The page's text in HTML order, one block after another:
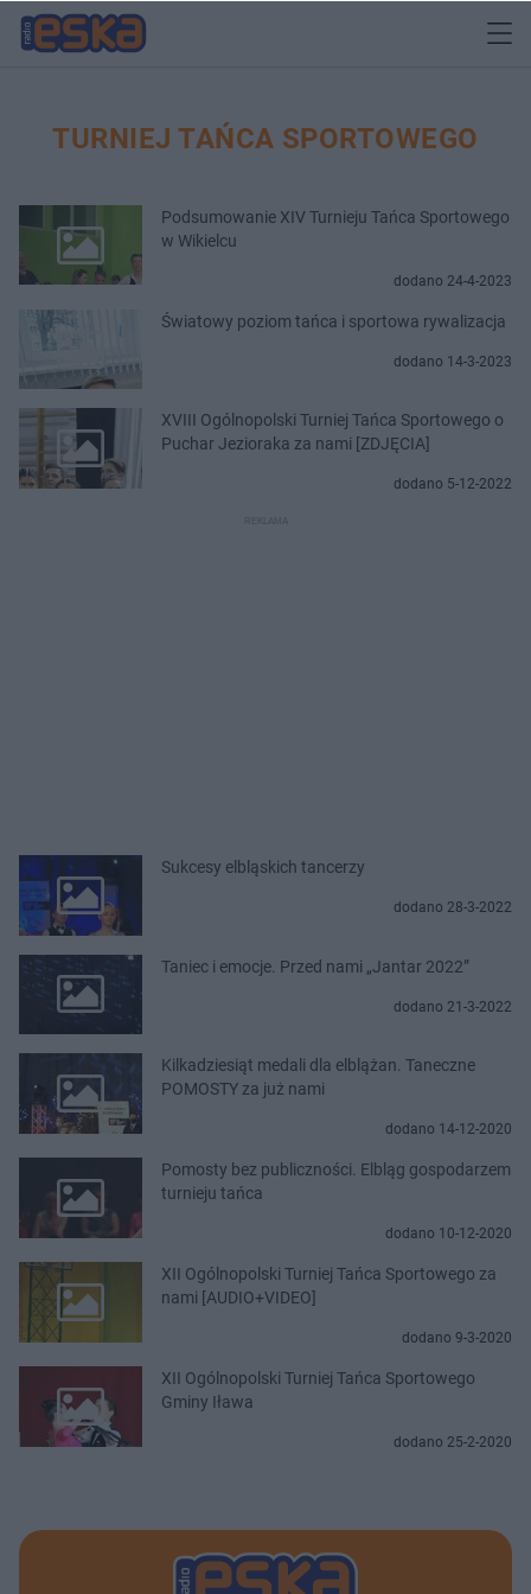
TURNIEJ TAŃCA SPORTOWEGO
Podsumowanie XIV Turnieju Tańca Sportowego
w Wikielcu
dodano 24-4-2023
Światowy poziom tańca i sportowa rywalizacja
dodano 14-3-2023
XVIII Ogólnopolski Turniej Tańca Sportowego o
Puchar Jezioraka za nami [ZDJĘCIA]
dodano 5-12-2022
Sukcesy elbląskich tancerzy
dodano 28-3-2022
Taniec i emocje. Przed nami „Jantar 2022”
dodano 21-3-2022
Kilkadziesiąt medali dla elblążan. Taneczne
POMOSTY za już nami
dodano 14-12-2020
Pomosty bez publiczności. Elbląg gospodarzem
turnieju tańca
dodano 10-12-2020
XII Ogólnopolski Turniej Tańca Sportowego za
nami [AUDIO+VIDEO]
dodano 9-3-2020
XII Ogólnopolski Turniej Tańca Sportowego
Gminy Iława
dodano 25-2-2020